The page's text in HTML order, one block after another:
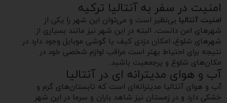
امنیت در سفر به آنتالیا ترکیه
امنیت آنتالیا بی‌نظیر است و می‌توان این شهر را یکی از
شهرهای امن دانست. البته در این شهر نیز مانند بسیاری از
شهرهای شلوغ، امکان دزدی کیف یا گوشی موبایل وجود دارد در
نتیجه برای احتیاط بهتر است مراقب لوازم شخصی خود در
مکان‌های شلوغ و پرجمعیت باشید.
آب و هوای مدیترانه ای در آنتالیا
آب و هوای آنتالیا مدیترانه‌ای است که تابستان‌های گرم و
خشکی دارد و در زمستان نیز شاهد باران و سرما در این شهر